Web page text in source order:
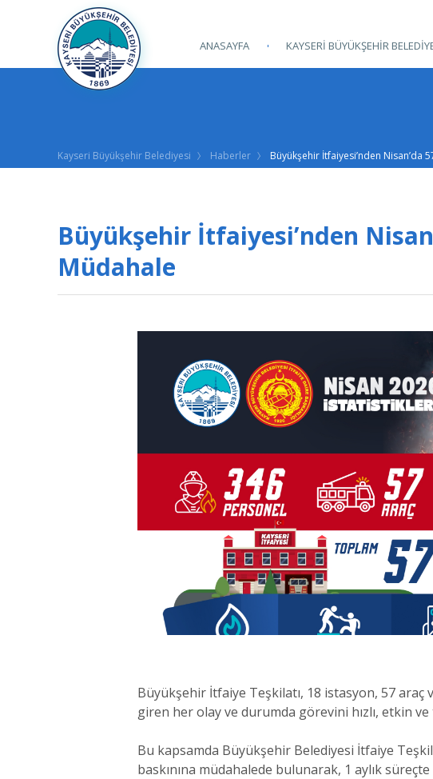
ANASAYFA KAYSERİ BÜYÜKŞEHİR
Kayseri Büyükşehir Belediyesi Haberler Büyükşehir İtfaiyesi’nden Nisan’da
Büyükşehir İtfaiyesi’nden
Müdahale
Büyükşehir İtfaiye Teşkilatı, 18 istasyon, 57
giren her olay ve durumda görevini hızlı, etkin
Bu kapsamda Büyükşehir Belediyesi İtfaiye
baskınına müdahalede bulunarak, 1 aylık